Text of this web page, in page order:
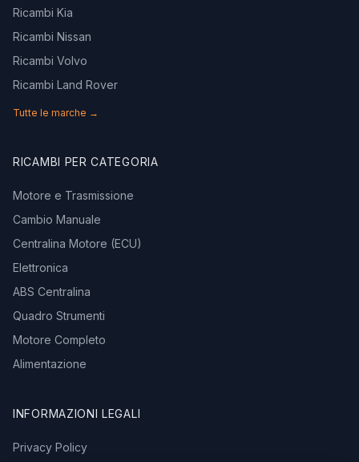
Ricambi Kia
Ricambi Nissan
Ricambi Volvo
Ricambi Land Rover
Tutte le marche →
RICAMBI PER CATEGORIA
Motore e Trasmissione
Cambio Manuale
Centralina Motore (ECU)
Elettronica
ABS Centralina
Quadro Strumenti
Motore Completo
Alimentazione
INFORMAZIONI LEGALI
Privacy Policy